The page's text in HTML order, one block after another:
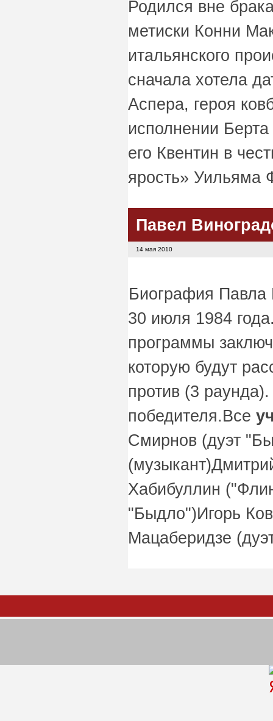
Родился вне
метиски Конни
итальянского
сначала хотела
Аспера, героя
исполнении
его Квентин в
ярость» Уильяма
Павел
14 мая 2010
Биография Павла
30 июля 1984
программы
которую будут
против (3
победителя.Все
Смирнов (дуэт
Хабибуллин
"Быдло")Игорь
Мацаберидзе